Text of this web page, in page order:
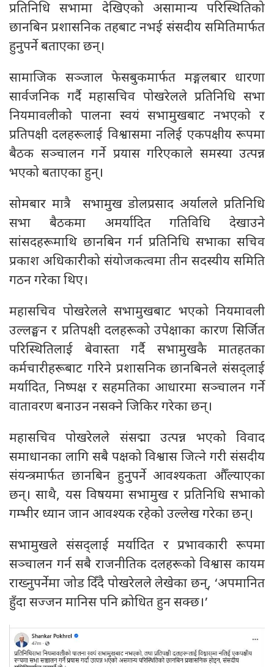
प्रतिनिधि सभामा देखिएको असामान्य परिस्थितिको
छानबिन प्रशासनिक तहबाट नभई संसदीय समितिमार्फत
हुनुपर्ने बताएका छन्।
सामाजिक सञ्जाल फेसबुकमार्फत मङ्गलबार धारणा
सार्वजनिक गर्दै महासचिव पोखरेलले प्रतिनिधि सभा
नियमावलीको पालना स्वयं सभामुखबाट नभएको र
प्रतिपक्षी दलहरूलाई विश्वासमा नलिई एकपक्षीय रूपमा
बैठक सञ्चालन गर्ने प्रयास गरिएकाले समस्या उत्पन्न
भएको बताएका हुन्।
सोमबार मात्रै सभामुख डोलप्रसाद अर्यालले प्रतिनिधि
सभा बैठकमा अमर्यादित गतिविधि देखाउने
सांसदहरूमाथि छानबिन गर्न प्रतिनिधि सभाका सचिव
प्रकाश अधिकारीको संयोजकत्वमा तीन सदस्यीय समिति
गठन गरेका थिए।
महासचिव पोखरेलले सभामुखबाट भएको नियमावली
उल्लङ्घन र प्रतिपक्षी दलहरूको उपेक्षाका कारण सिर्जित
परिस्थितिलाई बेवास्ता गर्दै सभामुखकै मातहतका
कर्मचारीहरूबाट गरिने प्रशासनिक छानबिनले संसद्लाई
मर्यादित, निष्पक्ष र सहमतिका आधारमा सञ्चालन गर्ने
वातावरण बनाउन नसक्ने जिकिर गरेका छन्।
महासचिव पोखरेलले संसद्मा उत्पन्न भएको विवाद
समाधानका लागि सबै पक्षको विश्वास जित्ने गरी संसदीय
संयन्त्रमार्फत छानबिन हुनुपर्ने आवश्यकता औँल्याएका
छन्। साथै, यस विषयमा सभामुख र प्रतिनिधि सभाको
गम्भीर ध्यान जान आवश्यक रहेको उल्लेख गरेका छन्।
सभामुखले संसद्लाई मर्यादित र प्रभावकारी रूपमा
सञ्चालन गर्न सबै राजनीतिक दलहरूको विश्वास कायम
राख्नुपर्नेमा जोड दिँदै पोखरेलले लेखेका छन्, ‘अपमानित
हुँदा सज्जन मानिस पनि क्रोधित हुन सक्छ।’